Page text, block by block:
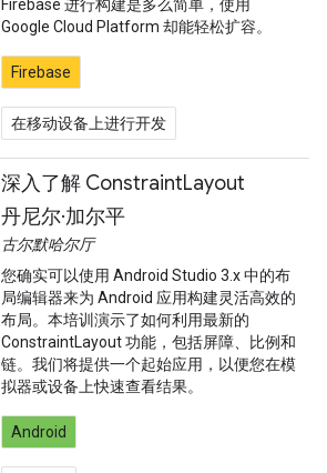
Firebase 进行构建是多么简单，使用
Google Cloud Platform 却能轻松扩容。
Firebase
在移动设备上进行开发
深入了解 ConstraintLayout
丹尼尔·加尔平
古尔默哈尔厅
您确实可以使用 Android Studio 3.x 中的布
局编辑器来为 Android 应用构建灵活高效的
布局。本培训演示了如何利用最新的
ConstraintLayout 功能，包括屏障、比例和
链。我们将提供一个起始应用，以便您在模
拟器或设备上快速查看结果。
Android